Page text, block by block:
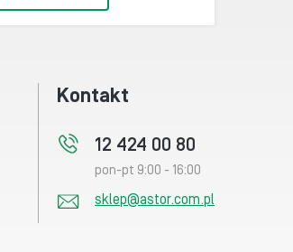
Kontakt
12 424 00 80
pon-pt 9:00 - 16:00
sklep@astor.com.pl